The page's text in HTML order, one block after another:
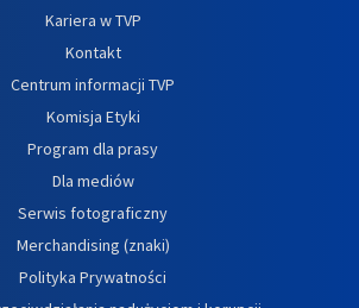
Kariera w TVP
Kontakt
Centrum informacji TVP
Komisja Etyki
Program dla prasy
Dla mediów
Serwis fotograficzny
Merchandising (znaki)
Polityka Prywatności